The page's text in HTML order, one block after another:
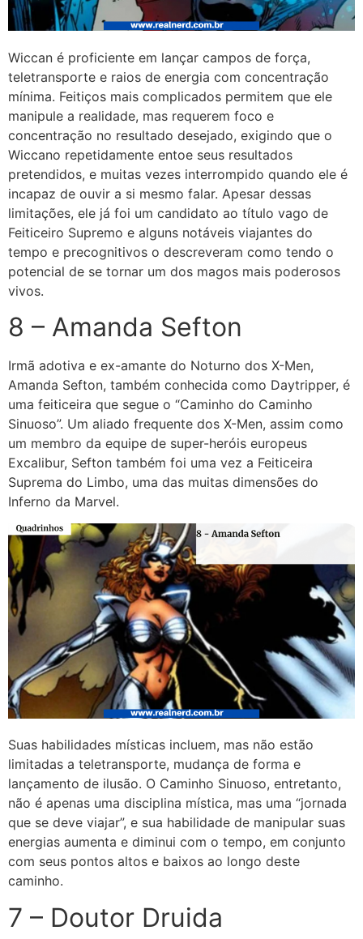
Wiccan é proficiente em lançar campos de força,
teletransporte e raios de energia com concentração
mínima. Feitiços mais complicados permitem que ele
manipule a realidade, mas requerem foco e
concentração no resultado desejado, exigindo que o
Wiccano repetidamente entoe seus resultados
pretendidos, e muitas vezes interrompido quando ele é
incapaz de ouvir a si mesmo falar. Apesar dessas
limitações, ele já foi um candidato ao título vago de
Feiticeiro Supremo e alguns notáveis ​​viajantes do
tempo e precognitivos o descreveram como tendo o
potencial de se tornar um dos magos mais poderosos
vivos.
8 – Amanda Sefton
Irmã adotiva e ex-amante do Noturno dos X-Men,
Amanda Sefton, também conhecida como Daytripper, é
uma feiticeira que segue o “Caminho do Caminho
Sinuoso”. Um aliado frequente dos X-Men, assim como
um membro da equipe de super-heróis europeus
Excalibur, Sefton também foi uma vez a Feiticeira
Suprema do Limbo, uma das muitas dimensões do
Inferno da Marvel.
Suas habilidades místicas incluem, mas não estão
limitadas a teletransporte, mudança de forma e
lançamento de ilusão. O Caminho Sinuoso, entretanto,
não é apenas uma disciplina mística, mas uma “jornada
que se deve viajar”, e sua habilidade de manipular suas
energias aumenta e diminui com o tempo, em conjunto
com seus pontos altos e baixos ao longo deste
caminho.
7 – Doutor Druida